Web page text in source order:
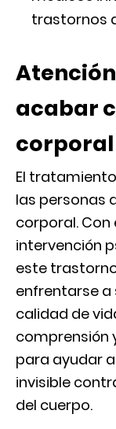
trastornos
acabar
corporal
El
las personas
corporal. Con
intervención
este
enfrentarse a
calidad de
comprensión
para ayudar
invisible
del cuerpo.